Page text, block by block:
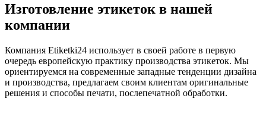
Изготовление этикеток в нашей
компании
Компания Etiketki24 использует в своей работе в первую
очередь европейскую практику производства этикеток. Мы
ориентируемся на современные западные тенденции дизайна
и производства, предлагаем своим клиентам оригинальные
решения и способы печати, послепечатной обработки.